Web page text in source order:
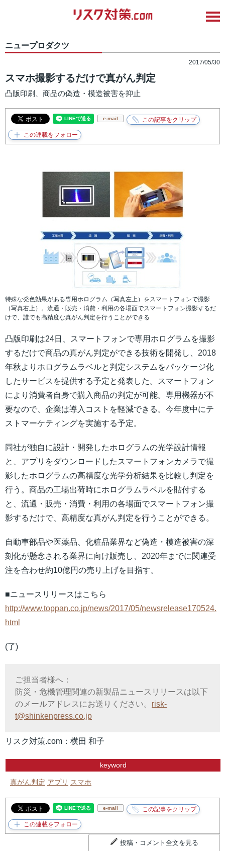
ニュープロダクツ
2017/05/30
スマホ撮影するだけで真がん判定
凸版印刷、商品の偽造・模造被害を抑止
e-mail
特殊な発色効果がある専用ホログラム（写真左上）をスマートフォンで撮影
（写真右上）。流通・販売・消費・利用の各場面でスマートフォン撮影するだ
けで、誰でも高精度な真がん判定を行うことができる
凸版印刷は24日、スマートフォンで専用ホログラムを撮影
するだけで商品の真がん判定ができる技術を開発し、2018
年秋よりホログラムラベルと判定システムをパッケージ化
したサービスを提供する予定と発表した。スマートフォン
により消費者自身で購入商品の判定が可能。専用機器が不
要なので、企業は導入コストを軽減できる。今年度中にテ
ストマーケティングを実施する予定。
同社が独自に設計・開発したホログラムの光学設計情報
と、アプリをダウンロードしたスマートフォンカメラで撮
影したホログラムの高精度な光学分析結果を比較し判定を
行う。商品の工場出荷時にホログラムラベルを貼付する
と、流通・販売・消費・利用の各場面でスマートフォン撮
影するだけで、高精度な真がん判定を行うことができる。
自動車部品や医薬品、化粧品業界など偽造・模造被害の深
刻化が懸念される業界に向け販売し、2020年までに関連受
注を合わせ約10億円の売り上げを目指す。
■ニュースリリースはこちら
http://www.toppan.co.jp/news/2017/05/newsrelease170524.
html
(了)
ご担当者様へ：
防災・危機管理関連の新製品ニュースリリースは以下
のメールアドレスにお送りください。 risk-
t@shinkenpress.co.jp
リスク対策.com：横田 和子
keyword
真がん判定 アプリ スマホ
e-mail
投稿・コメント全文を見る